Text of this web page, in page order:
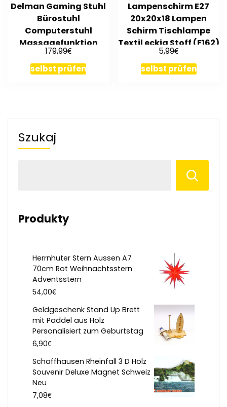
Delman Gaming Stuhl
Bürostuhl
Computerstuhl
Massagefunktion
Dicke 0034-
179,99€
selbst prüfen
Lampenschirm E27
20x20x18 Lampen
Schirm Tischlampe
Textil eckig Stoff (F162)
5,99€
selbst prüfen
Szukaj
Produkty
Herrnhuter Stern Aussen A7
70cm Rot Weihnachtsstern
Adventsstern
54,00€
Geldgeschenk Stand Up Brett
mit Paddel aus Holz
Personalisiert zum Geburtstag
6,90€
Schaffhausen Rheinfall 3 D Holz
Souvenir Deluxe Magnet Schweiz
Neu
7,08€